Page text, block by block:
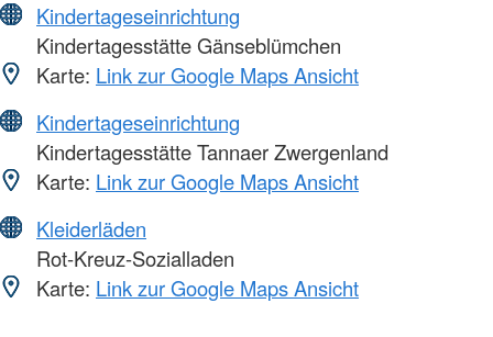
Kindertageseinrichtung
Kindertagesstätte Gänseblümchen
Karte: Link zur Google Maps Ansicht
Kindertageseinrichtung
Kindertagesstätte Tannaer Zwergenland
Karte: Link zur Google Maps Ansicht
Kleiderläden
Rot-Kreuz-Sozialladen
Karte: Link zur Google Maps Ansicht